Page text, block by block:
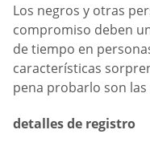
Los negros y otras
compromiso deben
de tiempo en
características
pena probarlo son las
detalles de registro